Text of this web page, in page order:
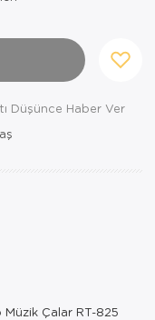
Düşünce Haber Ver
Çalar RT-825